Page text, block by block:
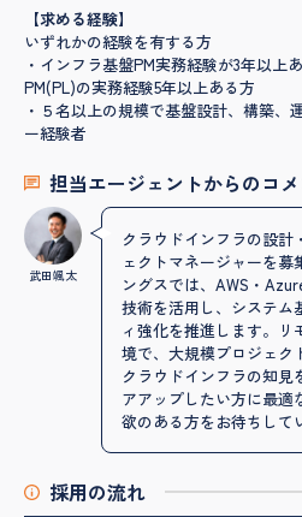
【求める経験】
いずれかの経験を有する方
・インフラ基盤PM実務経験が3年以上
PM(PL)の実務経験5年以上ある方
・５名以上の規模で基盤設計、構築、
ー経験者
担当エージェントからのコ
武田颯太
クラウドインフラの設計
ェクトマネージャーを募
ングスでは、AWS・
技術を活用し、システム
ィ強化を推進します。
境で、大規模プロジェク
クラウドインフラの知見
アアップしたい方に最
欲のある方をお待ちして
採用の流れ